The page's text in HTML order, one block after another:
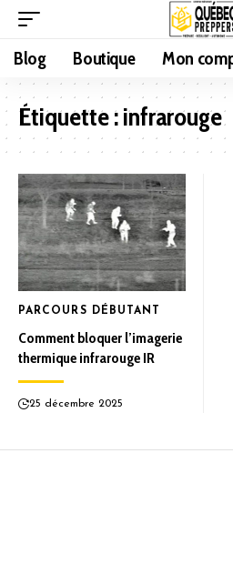
Blog Boutique Mon
Étiquette :infrarouge
PARCOURS DÉBUTANT
Comment bloquer l’imagerie
thermique infrarouge IR
25 décembre 2025